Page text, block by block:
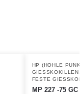
HP (HOHLE
GIESSKOKILLEN
FESTE
MP 227 -75